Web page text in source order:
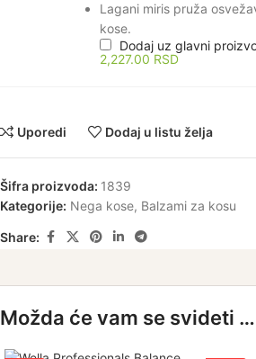
Lagani miris pruža
kose.
Dodaj uz glavni
2,227.00 RSD
Uporedi Dodaj u listu želja
Šifra proizvoda: 1839
Kategorije: Nega kose, Balzami za kosu
Share:
Možda će vam se svideti …